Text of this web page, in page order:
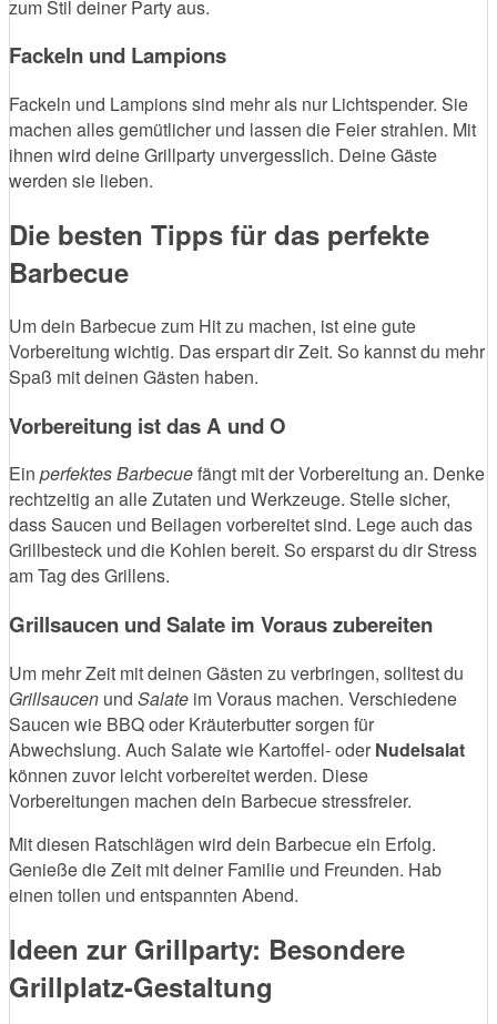
zum Stil deiner Party aus.
Fackeln und Lampions
Fackeln und Lampions sind mehr als nur Lichtspender. Sie
machen alles gemütlicher und lassen die Feier strahlen. Mit
ihnen wird deine Grillparty unvergesslich. Deine Gäste
werden sie lieben.
Die besten Tipps für das perfekte
Barbecue
Um dein Barbecue zum Hit zu machen, ist eine gute
Vorbereitung wichtig. Das erspart dir Zeit. So kannst du mehr
Spaß mit deinen Gästen haben.
Vorbereitung ist das A und O
Ein perfektes Barbecuefängt mit der Vorbereitung an. Denke
rechtzeitig an alle Zutaten und Werkzeuge. Stelle sicher,
dass Saucen und Beilagen vorbereitet sind. Lege auch das
Grillbesteck und die Kohlen bereit. So ersparst du dir Stress
am Tag des Grillens.
Grillsaucen und Salate im Voraus zubereiten
Um mehr Zeit mit deinen Gästen zu verbringen, solltest du
Grillsaucen und Salate im Voraus machen. Verschiedene
Saucen wie BBQ oder Kräuterbutter sorgen für
Abwechslung. Auch Salate wie Kartoffel- oder Nudelsalat
können zuvor leicht vorbereitet werden. Diese
Vorbereitungen machen dein Barbecue stressfreier.
Mit diesen Ratschlägen wird dein Barbecue ein Erfolg.
Genieße die Zeit mit deiner Familie und Freunden. Hab
einen tollen und entspannten Abend.
Ideen zur Grillparty: Besondere
Grillplatz-Gestaltung